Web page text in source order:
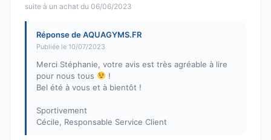
suite à un achat du 06/06/2023
Réponse de AQUAGYMS.FR
Publiée le 10/07/2023
Merci Stéphanie, votre avis est très agréable à lire
pour nous tous
!
Bel été à vous et à bientôt !
Sportivement
Cécile, Responsable Service Client